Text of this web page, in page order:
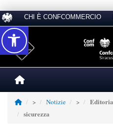
CHI È CONFCOMMERCIO
> Notizie >
sicurezza
Accessibilità